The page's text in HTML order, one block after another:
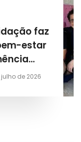
faz
estar
julho de 2026